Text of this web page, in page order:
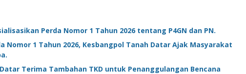
Perda Nomor 1 Tahun 2026 tentang P4GN dan PN.
Nomor 1 Tahun 2026, Kesbangpol Tanah Datar Ajak Masyarakat
Datar Terima Tambahan TKD untuk Penanggulangan Bencana